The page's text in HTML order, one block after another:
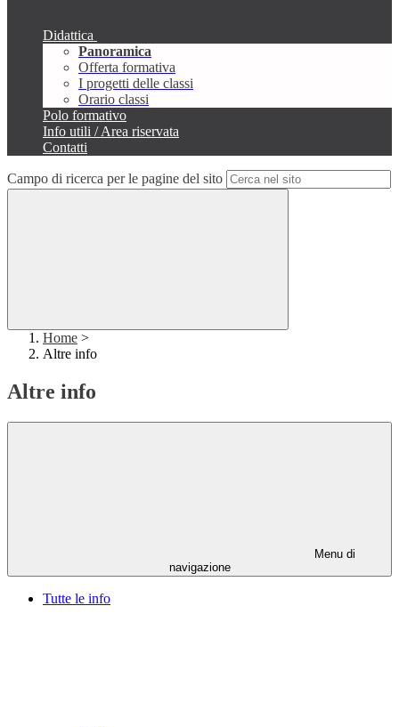
Didattica
Panoramica
Offerta formativa
I progetti delle classi
Orario classi
Polo formativo
Info utili / Area riservata
Contatti
Campo di ricerca per le pagine del sito
Home >
Altre info
Altre info
Menu di
navigazione
Tutte le info